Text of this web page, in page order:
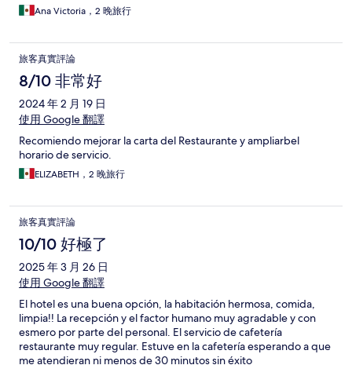
Ana Victoria，2 晚旅行
旅客真實評論
8/10 非常好
2024 年 2 月 19 日
使用 Google 翻譯
Recomiendo mejorar la carta del Restaurante y ampliarbel
horario de servicio.
ELIZABETH，2 晚旅行
旅客真實評論
10/10 好極了
2025 年 3 月 26 日
使用 Google 翻譯
El hotel es una buena opción, la habitación hermosa, comida,
limpia!! La recepción y el factor humano muy agradable y con
esmero por parte del personal. El servicio de cafetería
restaurante muy regular. Estuve en la cafetería esperando a que
me atendieran ni menos de 30 minutos sin éxito